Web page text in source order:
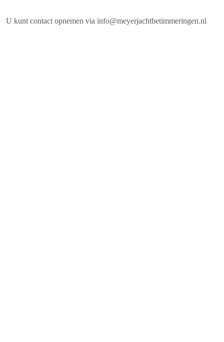
U kunt contact opnemen via info@meyerjachtbetimmeringen.nl